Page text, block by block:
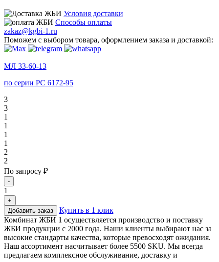
Условия доставки
Способы оплаты
zakaz@kgbi-1.ru
Поможем с выбором товара, оформлением заказа и доставкой:
МЛ 33-60-13
по серии РС 6172-95
3
3
1
1
1
1
2
2
По запросу ₽
-
1
+
Добавить заказ
Купить в 1 клик
Комбинат ЖБИ 1 осуществляется производство и поставку
ЖБИ продукции с 2000 года. Наши клиенты выбирают нас за
высокие стандарты качества, которые превосходят ожидания.
Наш ассортимент насчитывает более 5500 SKU. Мы всегда
предлагаем комплексное обслуживание, доставку и